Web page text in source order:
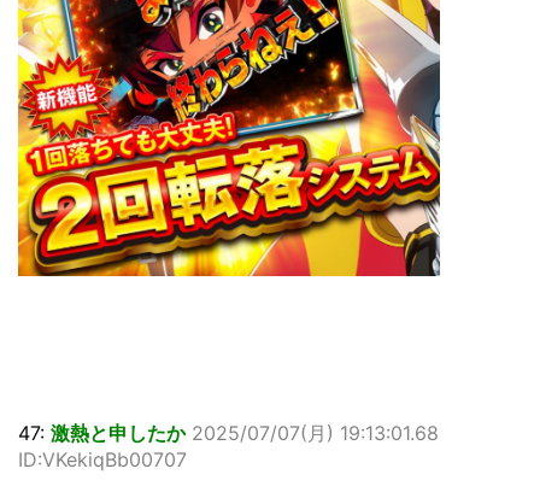
47: 激熱と申したか 2025/07/07(月) 19:13:01.68
ID:VKekiqBb00707